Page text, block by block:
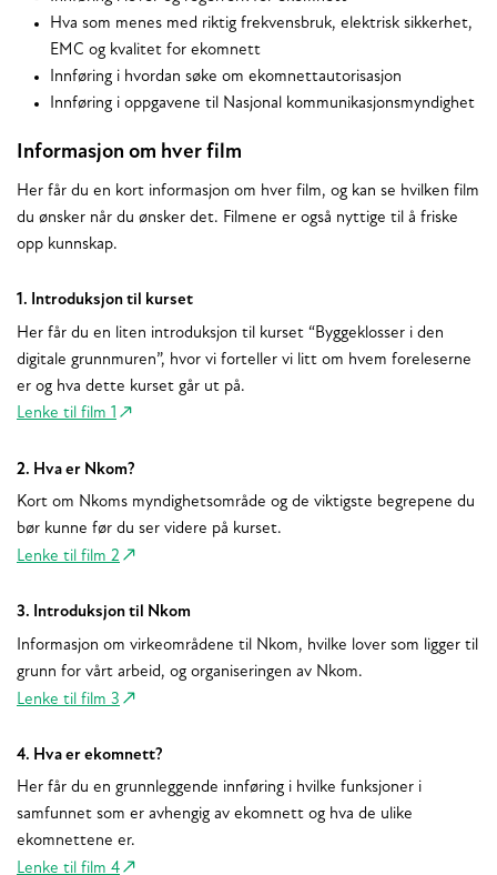
Hva som menes med riktig frekvensbruk, elektrisk sikkerhet,
EMC og kvalitet for ekomnett
Innføring i hvordan søke om ekomnettautorisasjon
Innføring i oppgavene til Nasjonal kommunikasjonsmyndighet
Informasjon om hver film
Her får du en kort informasjon om hver film, og kan se hvilken film
du ønsker når du ønsker det. Filmene er også nyttige til å friske
opp kunnskap.
1. Introduksjon til kurset
Her får du en liten introduksjon til kurset “Byggeklosser i den
digitale grunnmuren”, hvor vi forteller vi litt om hvem foreleserne
er og hva dette kurset går ut på.
Lenke til film 1
2. Hva er Nkom?
Kort om Nkoms myndighetsområde og de viktigste begrepene du
bør kunne før du ser videre på kurset.
Lenke til film 2
3. Introduksjon til Nkom
Informasjon om virkeområdene til Nkom, hvilke lover som ligger til
grunn for vårt arbeid, og organiseringen av Nkom.
Lenke til film 3
4. Hva er ekomnett?
Her får du en grunnleggende innføring i hvilke funksjoner i
samfunnet som er avhengig av ekomnett og hva de ulike
ekomnettene er.
Lenke til film 4